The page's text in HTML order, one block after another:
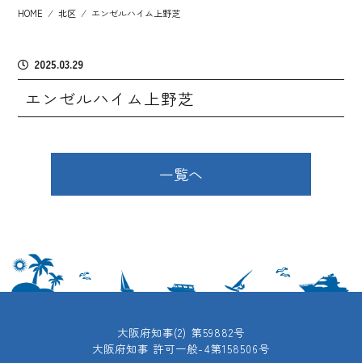
HOME ⁄ 北区 ⁄ エンゼルハイム上野芝
2025.03.29
エンゼルハイム上野芝
一覧へ
大阪府知事(2) 第59882号
大阪府知事 許可一般-4第158506号